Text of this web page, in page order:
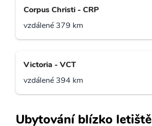
Corpus Christi - CRP
vzdálené 379 km
Victoria - VCT
vzdálené 394 km
Ubytování blízko letiště